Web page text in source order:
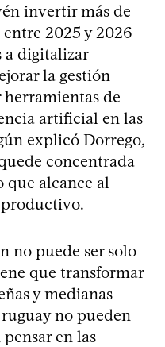
invertir más de
2025 y 2026
a digitalizar
la gestión
de
artificial en las
explicó Dorrego,
concentrada
que alcance al
no puede ser solo
que transformar
y medianas
no pueden
en las